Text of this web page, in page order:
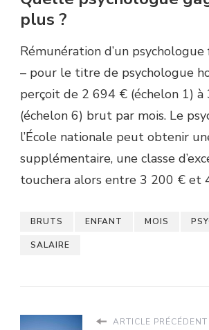
plus ?
Rémunération d’un
– pour le titre de psychologue
perçoit de 2 694 € (échelon 1)
(échelon 6) brut par mois. Le
l’École nationale peut obtenir
supplémentaire, une classe
touchera alors entre 3 200 € et
BRUTS ENFANT MOIS
SALAIRE
ARTICLE PRÉCÉDENT